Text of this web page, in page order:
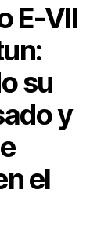
E-VII
su
y
el